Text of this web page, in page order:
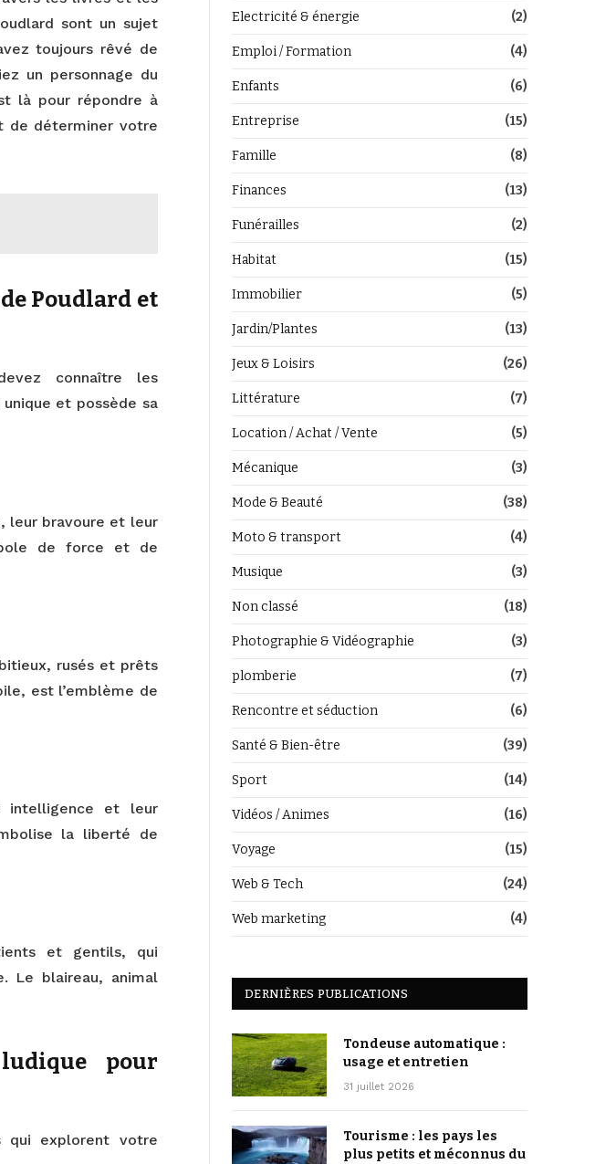
sont un sujet
toujours rêvé de
un personnage du
là pour répondre à
de déterminer votre
Poudlard et
connaître les
et possède sa
leur bravoure et leur
de force et de
rusés et prêts
est l’emblème de
intelligence et leur
la liberté de
et gentils, qui
Le blaireau, animal
pour
qui explorent votre
Electricité & énergie (2)
Emploi / Formation (4)
Enfants (6)
Entreprise (15)
Famille (8)
Finances (13)
Funérailles (2)
Habitat (15)
Immobilier (5)
Jardin/Plantes (13)
Jeux & Loisirs (26)
Littérature (7)
Location / Achat / Vente (5)
Mécanique (3)
Mode & Beauté (38)
Moto & transport (4)
Musique (3)
Non classé (18)
Photographie & Vidéographie (3)
plomberie (7)
Rencontre et séduction (6)
Santé & Bien-être (39)
Sport (14)
Vidéos / Animes (16)
Voyage (15)
Web & Tech (24)
Web marketing (4)
DERNIÈRES PUBLICATIONS
Tondeuse automatique :
usage et entretien
31 juillet 2026
Tourisme : les pays les
plus petits et méconnus du